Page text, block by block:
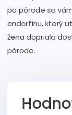
po pôrode sa
endorfínu, ktorý
žena dopriala
pôrode.